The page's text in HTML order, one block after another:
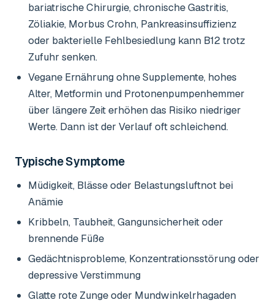
bariatrische Chirurgie, chronische Gastritis,
Zöliakie, Morbus Crohn, Pankreasinsuffizienz
oder bakterielle Fehlbesiedlung kann B12 trotz
Zufuhr senken.
Vegane Ernährung ohne Supplemente, hohes
Alter, Metformin und Protonenpumpenhemmer
über längere Zeit erhöhen das Risiko niedriger
Werte. Dann ist der Verlauf oft schleichend.
Typische Symptome
Müdigkeit, Blässe oder Belastungsluftnot bei
Anämie
Kribbeln, Taubheit, Gangunsicherheit oder
brennende Füße
Gedächtnisprobleme, Konzentrationsstörung oder
depressive Verstimmung
Glatte rote Zunge oder Mundwinkelrhagaden